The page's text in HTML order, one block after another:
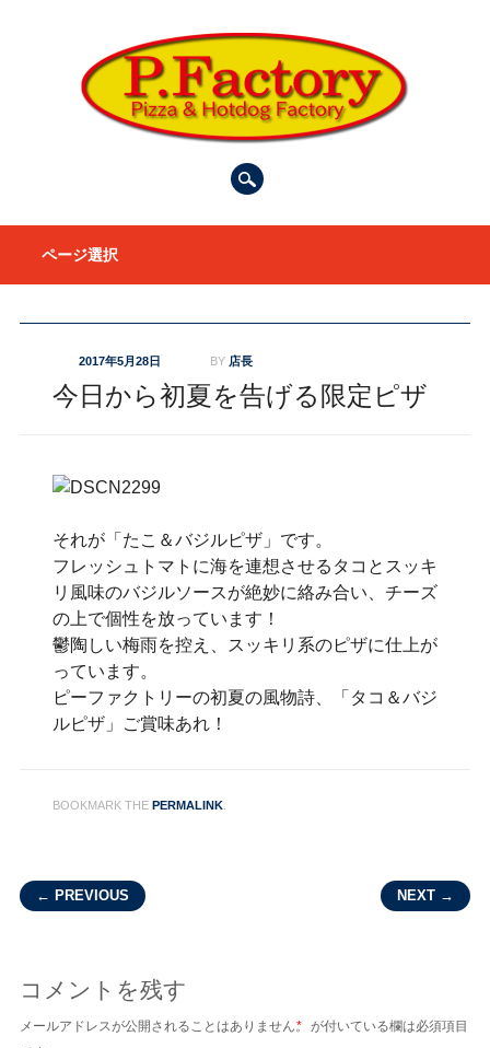
Main menu
ページ選択
2017年5月28日 BY 店長
今日から初夏を告げる限定ピザ
それが「たこ＆バジルピザ」です。
フレッシュトマトに海を連想させるタコとスッキ
リ風味のバジルソースが絶妙に絡み合い、チーズ
の上で個性を放っています！
鬱陶しい梅雨を控え、スッキリ系のピザに仕上が
っています。
ピーファクトリーの初夏の風物詩、「タコ＆バジ
ルピザ」ご賞味あれ！
BOOKMARK THE PERMALINK.
Post navigation
← PREVIOUS NEXT →
コメントを残す
メールアドレスが公開されることはありません。
* が付いている欄は必須項目